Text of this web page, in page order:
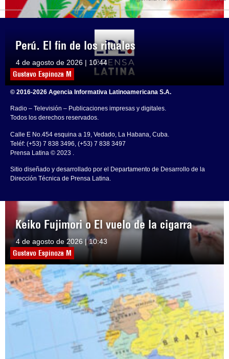
Perú. El fin de los rituales
4 de agosto de 2026 | 10:44
Gustavo Espinoza M
Keiko Fujimori o El vuelo de la cigarra
4 de agosto de 2026 | 10:43
Gustavo Espinoza M
© 2016-2026 Agencia Informativa Latinoamericana S.A.
Radio – Televisión – Publicaciones impresas y digitales.
Todos los derechos reservados.
Calle E No.454 esquina a 19, Vedado, La Habana, Cuba.
Teléf: (+53) 7 838 3496, (+53) 7 838 3497
Prensa Latina © 2023 .
Sitio diseñado y desarrollado por el Departamento de Desarrollo de la
Dirección Técnica de Prensa Latina.